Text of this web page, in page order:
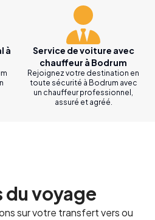
à
Service de voiture avec
chauffeur à Bodrum
Rejoignez votre destination en
toute sécurité à Bodrum avec
un chauffeur professionnel,
assuré et agréé.
du voyage
sur votre transfert vers ou